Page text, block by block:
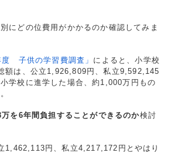
にどの位費用がかかるのか確認してみま
子供の学習費調査」 によると、小学校
額は、公立1,926,809円、私立9,592,145
学校に進学した場合、約1,000万円もの
を6年間負担することができるのか検討
1,462,113円、私立4,217,172円とやはり